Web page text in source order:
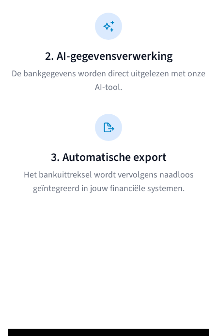
2. AI-gegevensverwerking
De bankgegevens worden direct uitgelezen met onze
AI-tool.
3. Automatische export
Het bankuittreksel wordt vervolgens naadloos
geïntegreerd in jouw financiële systemen.